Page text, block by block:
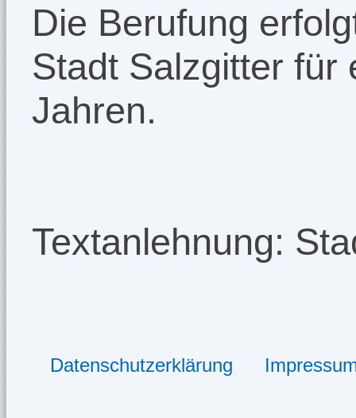
Die Berufung
Stadt Salzgitter für
Jahren.
Textanlehnung:
Datenschutzerklärung